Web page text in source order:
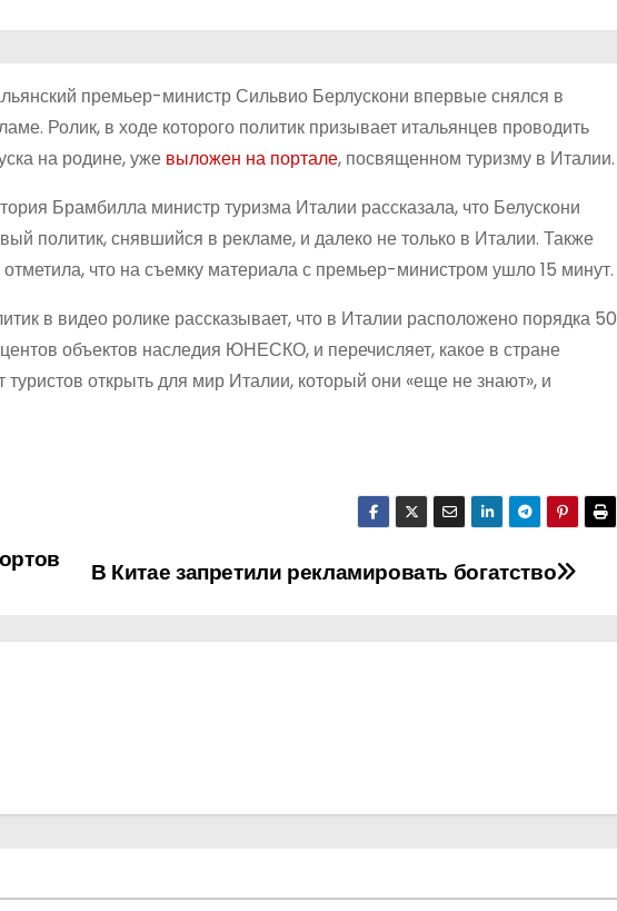
премьер-министр Сильвио Берлускони впервые снялся в
Ролик, в ходе которого политик призывает итальянцев проводить
на родине, уже выложен на портале, посвященном туризму в Италии.
Брамбилла министр туризма Италии рассказала, что Белускони
политик, снявшийся в рекламе, и далеко не только в Италии. Также
что на съемку материала с премьер-министром ушло 15 минут.
в видео ролике рассказывает, что в Италии расположено порядка 50
объектов наследия ЮНЕСКО, и перечисляет, какое в стране
открыть для мир Италии, который они «еще не знают», и
В Китае запретили рекламировать богатство